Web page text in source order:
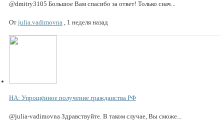
@dmitry3105 Большое Вам спасибо за ответ! Только снач...
От julia.vadimovna , 1 неделя назад
НА: Упрощённое получение гражданства РФ
@julia-vadimovna Здравствуйте. В таком случае, Вы сможе...